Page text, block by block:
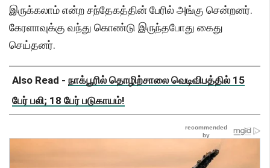
இருக்கலாம் என்ற சந்தேகத்தின் பேரில் அங்கு சென்றனர்.
கேரளாவுக்கு வந்து கொண்டு இருந்தபோது கைது
செய்தனர்.
Also Read - நாக்பூரில் தொழிற்சாலை வெடிவிபத்தில் 15
பேர் பலி; 18 பேர் படுகாயம்!